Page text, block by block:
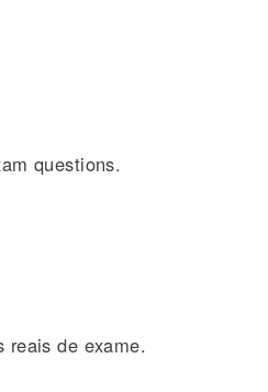
questions.
reais de exame.